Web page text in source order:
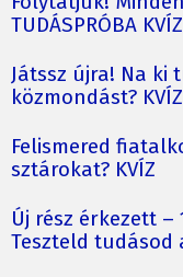
TUDÁSPRÓBA KVÍZ
Játssz újra! Na ki
közmondást? KVÍZ
Felismered
sztárokat? KVÍZ
Új rész érkezett
Teszteld tudásod